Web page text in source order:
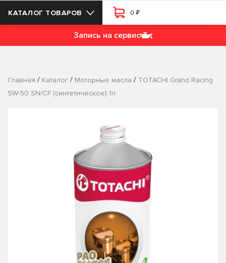
КАТАЛОГ ТОВАРОВ 0 ₽
Запись на сервис
Главная / Каталог / Моторные масла / TOTACHI Grand Racing
5W-50 SN/CF (синтетическое) 1л